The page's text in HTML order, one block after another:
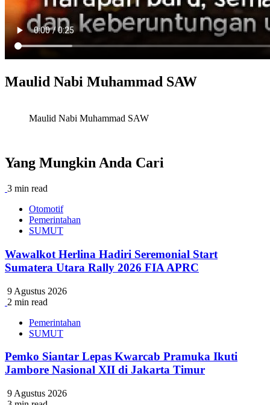
Maulid Nabi Muhammad SAW
Maulid Nabi Muhammad SAW
Yang Mungkin Anda Cari
3 min read
Otomotif
Pemerintahan
SUMUT
Wawalkot Herlina Hadiri Seremonial Start
Sumatera Utara Rally 2026 FIA APRC
9 Agustus 2026
2 min read
Pemerintahan
SUMUT
Pemko Siantar Lepas Kwarcab Pramuka Ikuti
Jambore Nasional XII di Jakarta Timur
9 Agustus 2026